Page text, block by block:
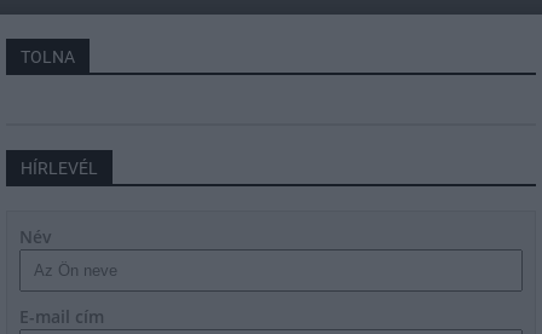
TOLNA
HÍRLEVÉL
Név
E-mail cím